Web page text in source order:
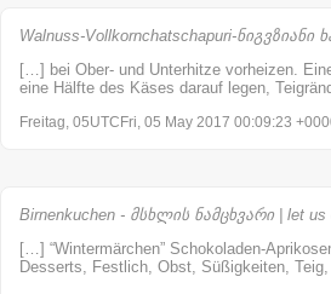
Walnuss-Vollkornchatschapuri-ნიგვზიანი
[…] bei Ober- und Unterhitze vorheizen.
eine Hälfte des Käses darauf legen,
Freitag, 05UTCFri, 05 May 2017 00:09:23
Birnenkuchen - მსხლის ნამცხვარი | let us
[…] “Wintermärchen” Schokoladen-
Desserts, Festlich, Obst, Süßigkeiten,